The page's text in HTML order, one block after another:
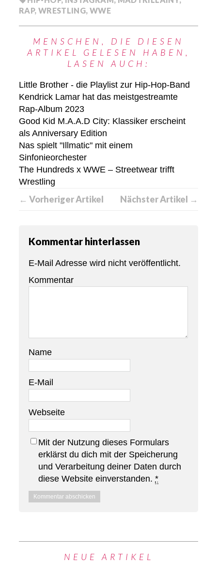
RAP, WRESTLING, WWE
MENSCHEN, DIE DIESEN
ARTIKEL GELESEN HABEN,
LASEN AUCH:
Little Brother - die Playlist zur Hip-Hop-Band
Kendrick Lamar hat das meistgestreamte
Rap-Album 2023
Good Kid M.A.A.D City: Klassiker erscheint
als Anniversary Edition
Nas spielt "Illmatic" mit einem
Sinfonieorchester
The Hundreds x WWE – Streetwear trifft
Wrestling
← Vorheriger Artikel Nächster Artikel →
Kommentar hinterlassen
E-Mail Adresse wird nicht veröffentlicht.
Kommentar
Name
E-Mail
Webseite
Mit der Nutzung dieses Formulars
erklärst du dich mit der Speicherung
und Verarbeitung deiner Daten durch
diese Website einverstanden. *
NEUE ARTIKEL